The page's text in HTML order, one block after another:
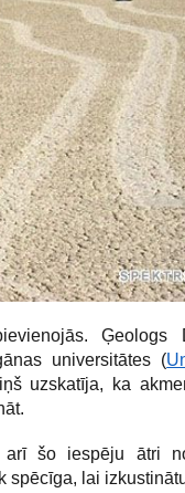
Ģeologs
universitātes (
uzskatīja, ka
arī šo iespēju ātri
spēcīga, lai